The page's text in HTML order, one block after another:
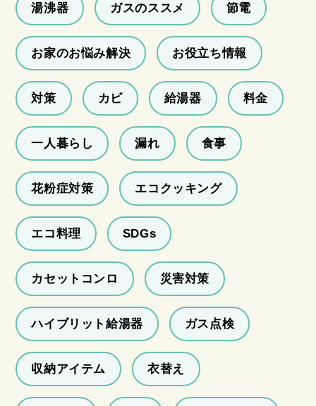
湯沸器 ガスのススメ 節電
お家のお悩み解決 お役立ち情報
対策 カビ 給湯器 料金
一人暮らし 漏れ 食事
花粉症対策 エコクッキング
エコ料理 SDGs
カセットコンロ 災害対策
ハイブリット給湯器 ガス点検
収納アイテム 衣替え